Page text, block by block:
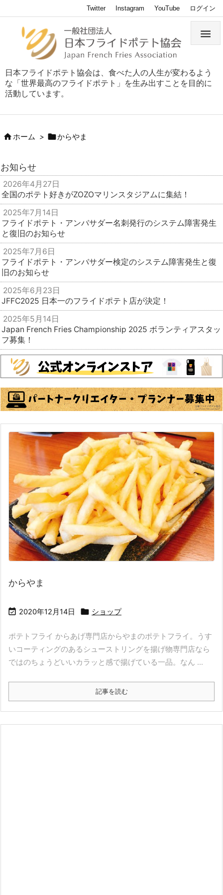
日本フライドポテト協会は、食べた人の人生が変わるよう
な「世界最高のフライドポテト」を生み出すことを目的に
活動しています。

Twitter Instagram YouTube ログイン
ホーム > からやま
お知らせ
2026年4月27日
全国のポテト好きがZOZOマリンスタジアムに集結！
2025年7月14日
フライドポテト・アンバサダー名刺発行のシステム障害発生
と復旧のお知らせ
2025年7月6日
フライドポテト・アンバサダー検定のシステム障害発生と復
旧のお知らせ
2025年6月23日
JFFC2025 日本一のフライドポテト店が決定！
2025年5月14日
Japan French Fries Championship 2025 ボランティアスタッ
フ募集！
からやま
 2020年12月14日  ショップ
ポテトフライ からあげ専門店からやまのポテトフライ。うす
いコーティングのあるシューストリングを揚げ物専門店なら
ではのちょうどいいカラッと感で揚げている一品。なん ...
記事を読む